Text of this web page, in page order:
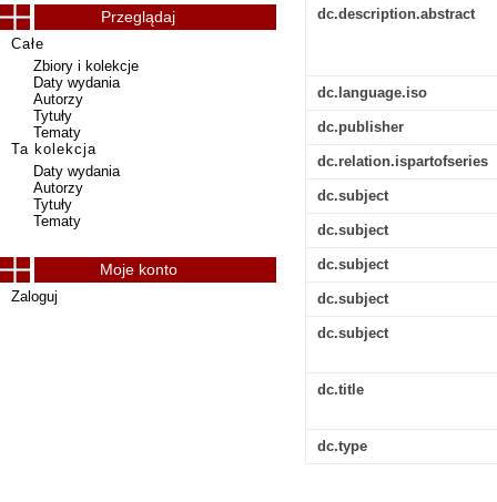
dc.description.abstract
dc.language.iso
dc.publisher
dc.relation.ispartofseries
dc.subject
dc.subject
dc.subject
dc.subject
dc.subject
dc.title
dc.type
Przeglądaj
Całe
Zbiory i kolekcje
Daty wydania
Autorzy
Tytuły
Tematy
Ta kolekcja
Daty wydania
Autorzy
Tytuły
Tematy
Moje konto
Zaloguj